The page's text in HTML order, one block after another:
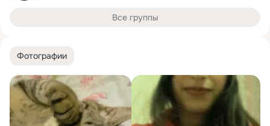
Фотографии
Все группы